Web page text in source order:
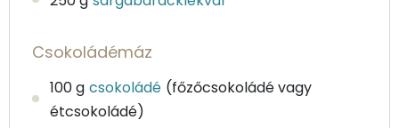
Csokoládémáz
100 g csokoládé (főzőcsokoládé vagy
étcsokoládé)